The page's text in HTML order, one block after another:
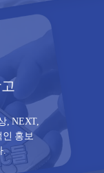
, NEXT,
홍보
.